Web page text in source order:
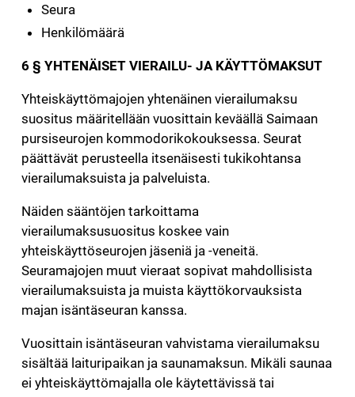
Seura
Henkilömäärä
6 § YHTENÄISET VIERAILU- JA KÄYTTÖMAKSUT
Yhteiskäyttömajojen yhtenäinen vierailumaksu
suositus määritellään vuosittain keväällä Saimaan
pursiseurojen kommodorikokouksessa. Seurat
päättävät perusteella itsenäisesti tukikohtansa
vierailumaksuista ja palveluista.
Näiden sääntöjen tarkoittama
vierailumaksusuositus koskee vain
yhteiskäyttöseurojen jäseniä ja -veneitä.
Seuramajojen muut vieraat sopivat mahdollisista
vierailumaksuista ja muista käyttökorvauksista
majan isäntäseuran kanssa.
Vuosittain isäntäseuran vahvistama vierailumaksu
sisältää laituripaikan ja saunamaksun. Mikäli saunaa
ei yhteiskäyttömajalla ole käytettävissä tai